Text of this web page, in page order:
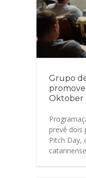
Grupo
Oktober
prevê dois
Pitch Day,